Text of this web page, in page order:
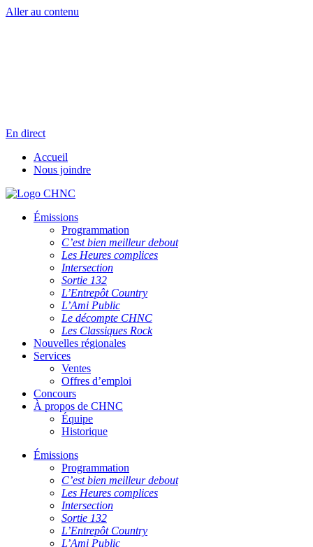
Aller au contenu
En direct
Accueil
Nous joindre
Émissions
Programmation
C’est bien meilleur debout
Les Heures complices
Intersection
Sortie 132
L’Entrepôt Country
L’Ami Public
Le décompte CHNC
Les Classiques Rock
Nouvelles régionales
Services
Ventes
Offres d’emploi
Concours
À propos de CHNC
Équipe
Historique
Émissions
Programmation
C’est bien meilleur debout
Les Heures complices
Intersection
Sortie 132
L’Entrepôt Country
L’Ami Public